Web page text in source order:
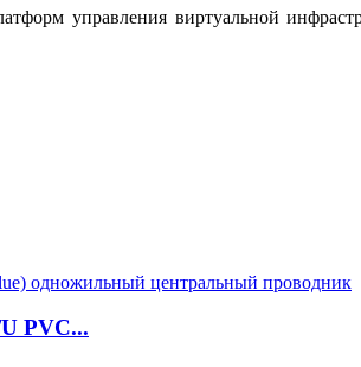
управления виртуальной
PVC...